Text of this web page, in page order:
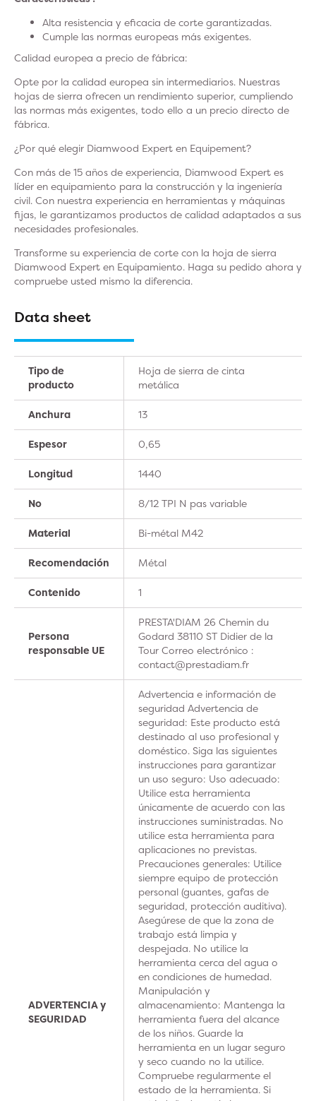
Alta resistencia y eficacia de corte garantizadas.
Cumple las normas europeas más exigentes.
Calidad europea a precio de fábrica:
Opte por la calidad europea sin intermediarios. Nuestras
hojas de sierra ofrecen un rendimiento superior, cumpliendo
las normas más exigentes, todo ello a un precio directo de
fábrica.
¿Por qué elegir Diamwood Expert en Equipement?
Con más de 15 años de experiencia, Diamwood Expert es
líder en equipamiento para la construcción y la ingeniería
civil. Con nuestra experiencia en herramientas y máquinas
fijas, le garantizamos productos de calidad adaptados a sus
necesidades profesionales.
Transforme su experiencia de corte con la hoja de sierra
Diamwood Expert en Equipamiento. Haga su pedido ahora y
compruebe usted mismo la diferencia.
Data sheet
Tipo de
producto
Hoja de sierra de cinta
metálica
Anchura 13
Espesor 0,65
Longitud 1440
No 8/12 TPI N pas variable
Material Bi-métal M42
Recomendación Métal
Contenido 1
Persona
responsable UE
PRESTA'DIAM 26 Chemin du
Godard 38110 ST Didier de la
Tour Correo electrónico :
contact@prestadiam.fr
ADVERTENCIA y
SEGURIDAD
Advertencia e información de
seguridad Advertencia de
seguridad: Este producto está
destinado al uso profesional y
doméstico. Siga las siguientes
instrucciones para garantizar
un uso seguro: Uso adecuado:
Utilice esta herramienta
únicamente de acuerdo con las
instrucciones suministradas. No
utilice esta herramienta para
aplicaciones no previstas.
Precauciones generales: Utilice
siempre equipo de protección
personal (guantes, gafas de
seguridad, protección auditiva).
Asegúrese de que la zona de
trabajo está limpia y
despejada. No utilice la
herramienta cerca del agua o
en condiciones de humedad.
Manipulación y
almacenamiento: Mantenga la
herramienta fuera del alcance
de los niños. Guarde la
herramienta en un lugar seguro
y seco cuando no la utilice.
Compruebe regularmente el
estado de la herramienta. Si